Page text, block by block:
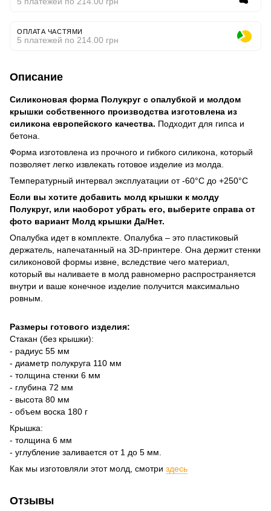
ОПЛАТА ЧАСТЯМИ
5 платежей по 214.00 грн
Описание
Силиконовая форма Полукруг с опалубкой и молдом
крышки собственного производства изготовлена из
силикона европейского качества. Подходит для гипса и
бетона.
Форма изготовлена из прочного и гибкого силикона, который
позволяет легко извлекать готовое изделие из молда.
Температурный интервал эксплуатации от -60°C до +250°C
Если вы хотите добавить молд крышки к молду
Полукруг, или наоборот убрать его, выберите справа от
фото вариант Молд крышки Да/Нет.
Опалубка идет в комплекте. Опалубка – это пластиковый
держатель, напечатанный на 3D-принтере. Она держит стенки
силиконовой формы извне, вследствие чего материал,
который вы наливаете в молд равномерно распространяется
внутри и ваше конечное изделие получится максимально
ровным.
Размеры готового изделия:
Стакан (без крышки):
- радиус 55 мм
- диаметр полукруга 110 мм
- толщина стенки 6 мм
- глубина 72 мм
- высота 80 мм
- объем воска 180 г
Крышка:
- толщина 6 мм
- углубление заливается от 1 до 5 мм.
Как мы изготовляли этот молд, смотри здесь
Отзывы